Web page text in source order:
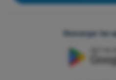
Descargar las